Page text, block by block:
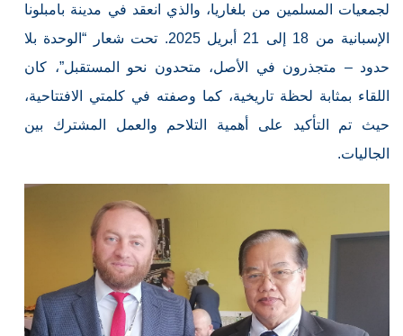
لجمعيات المسلمين من بلغاريا، والذي انعقد في مدينة بامبلونا
الإسبانية من 18 إلى 21 أبريل 2025. تحت شعار “الوحدة بلا
حدود – متجذرون في الأصل، متحدون نحو المستقبل”، كان
اللقاء بمثابة لحظة تاريخية، كما وصفته في كلمتي الافتتاحية،
حيث تم التأكيد على أهمية التلاحم والعمل المشترك بين
الجاليات.